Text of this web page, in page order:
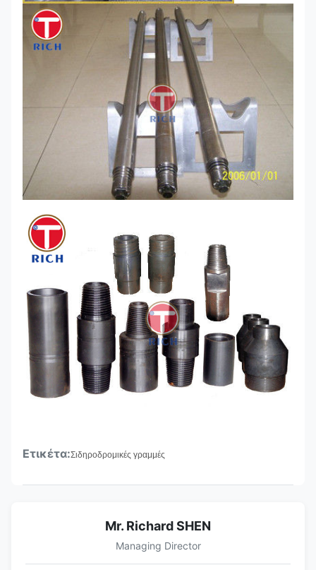
Ετικέτα:Σιδηροδρομικές γραμμές
Mr. Richard SHEN
Managing Director